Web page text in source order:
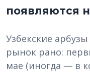
появляются
Узбекские
рынок рано:
мае (иногда — в